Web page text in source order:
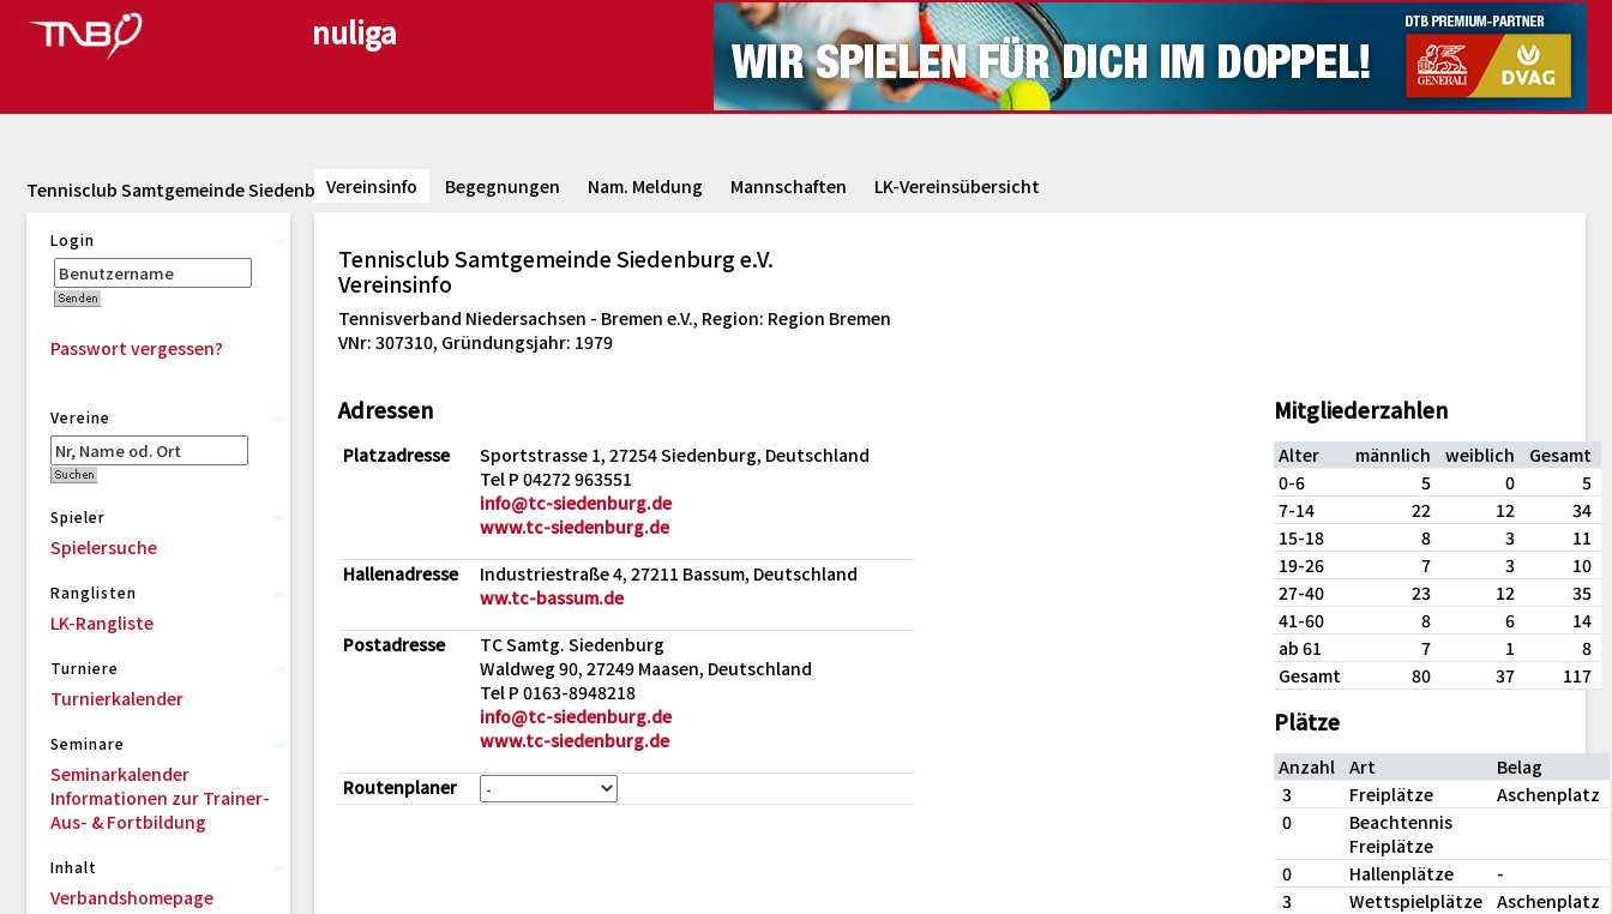
Tennisclub Samtgemeinde Siedenburg e.V.
Vereinsinfo Begegnungen Nam. Meldung Mannschaften LK-Vereinsübersicht
Login
Passwort vergessen?
Vereine
Spieler
Spielersuche
Ranglisten
LK-Rangliste
Turniere
Turnierkalender
Seminare
Seminarkalender
Informationen zur Trainer-
Aus- & Fortbildung
Inhalt
Verbandshomepage
Tennisclub Samtgemeinde Siedenburg e.V.
Vereinsinfo
Tennisverband Niedersachsen - Bremen e.V., Region: Region Bremen
VNr: 307310, Gründungsjahr: 1979
Adressen
Platzadresse
Sportstrasse 1, 27254 Siedenburg, Deutschland
Tel P 04272 963551
info@tc-siedenburg.de
www.tc-siedenburg.de
Hallenadresse
Industriestraße 4, 27211 Bassum, Deutschland
ww.tc-bassum.de
Postadresse
TC Samtg. Siedenburg
Waldweg 90, 27249 Maasen, Deutschland
Tel P 0163-8948218
info@tc-siedenburg.de
www.tc-siedenburg.de
Routenplaner
Mitgliederzahlen
Alter männlich weiblich
Gesamt
0-6
5 0
5
7-14
22 12
34
15-18
8 3
11
19-26
7 3
10
27-40
23 12
35
41-60
8 6
14
ab 61
7 1
8
Gesamt
80 37 117
Plätze
Anzahl Art
Belag
3
Freiplätze
Aschenplatz
0
Beachtennis
Freiplätze
0
Hallenplätze
-
3
Wettspielplätze Aschenplatz